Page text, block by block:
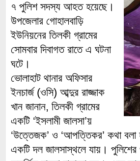
৭ পুলিশ সদস্য আহত হয়েছে।
উপজেলার গোহালবাড়ি
ইউনিয়নের তিলকী গ্রামের
সোমবার দিবাগত রাতে এ ঘটনা
ঘটে।
ভোলাহাট থানার অফিসার
ইনচার্জ (ওসি) আব্দুর রাজ্জাক
খান জানান, তিলকী গ্রামের
একটি ‘ইসলামী জালসা’য়
‘উত্তেজক’ ও ‘আপত্তিকর’ কথা বলা
একটি দল জালসাস্থলে যায়।